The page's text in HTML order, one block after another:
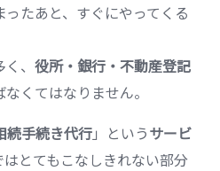
ったあと、すぐにやってくる
、 役所・銀行・不動産登記
くてはなりません。
続手続き代行」というサービ
とてもこなしきれない部分